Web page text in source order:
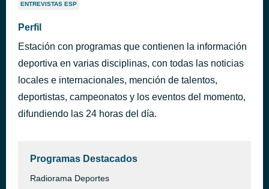
ENTREVISTAS ESP
Perfil
Estación con programas que contienen la información
deportiva en varias disciplinas, con todas las noticias
locales e internacionales, mención de talentos,
deportistas, campeonatos y los eventos del momento,
difundiendo las 24 horas del día.
Programas Destacados
Radiorama Deportes